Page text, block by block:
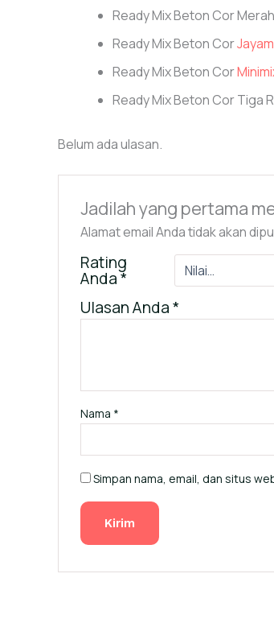
Ready Mix Beton Cor
Ready Mix Beton Cor
Ready Mix Beton Cor
Ready Mix Beton Cor Tiga
Belum ada ulasan.
Jadilah yang pertama
Alamat email Anda tidak akan
Rating
Anda*
Ulasan Anda*
Nama *
Simpan nama, email, dan situs